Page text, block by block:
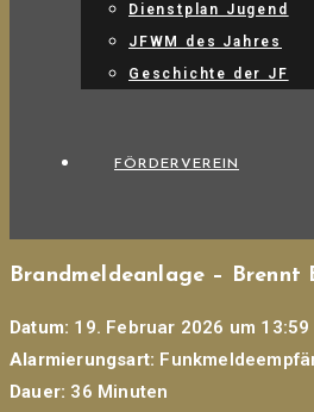
Dienstplan Jugend
JFWM des Jahres
Geschichte der JF
FÖRDERVEREIN
Brandmeldeanlage – Brennt
Datum: 19. Februar 2026 um 13:59
Alarmierungsart:
Dauer: 36 Minuten